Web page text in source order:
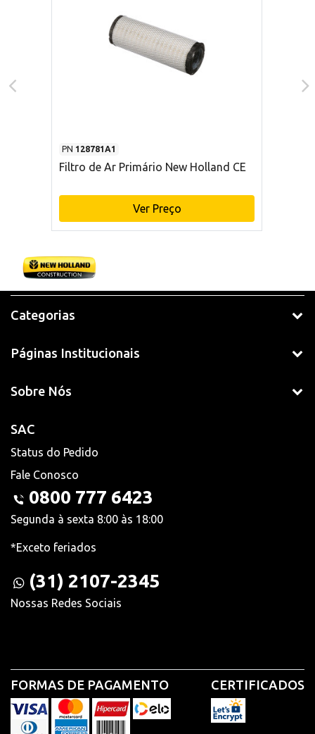
PN 128781A1
Filtro de Ar Primário New Holland CE
Ver Preço
Categorias
Páginas Institucionais
Sobre Nós
SAC
Status do Pedido
Fale Conosco
0800 777 6423
Segunda à sexta 8:00 às 18:00
*Exceto feriados
(31) 2107-2345
Nossas Redes Sociais
FORMAS DE PAGAMENTO CERTIFICADOS